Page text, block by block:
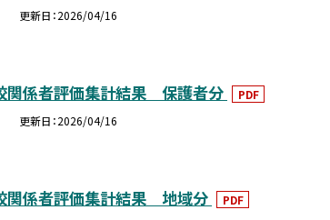
更新日 2026/04/16
校関係者評価集計結果 保護者分
PDF
更新日 2026/04/16
校関係者評価集計結果 地域分
PDF